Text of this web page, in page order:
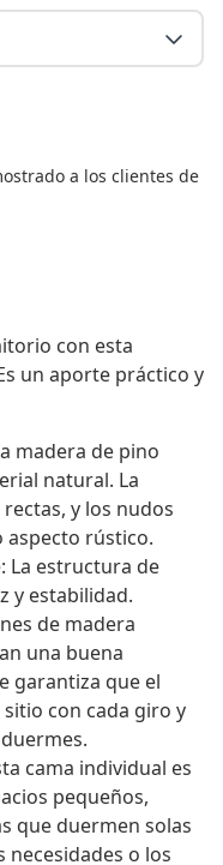
a los clientes de
con esta
un aporte práctico y
madera de pino
natural. La
y los nudos
aspecto rústico.
La estructura de
y estabilidad.
de madera
una buena
garantiza que el
con cada giro y
cama individual es
pequeños,
que duermen solas
necesidades o los